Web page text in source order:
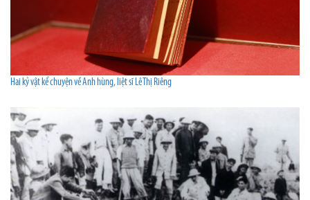
Hai kỷ vật kể chuyện về Anh hùng, liệt sĩ Lê Thị Riêng